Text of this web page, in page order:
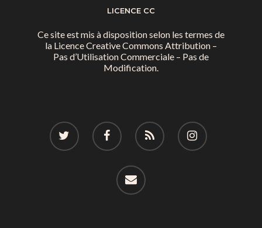
LICENCE CC
Ce site est mis à disposition selon les termes de
la Licence Creative Commons Attribution –
Pas d’Utilisation Commerciale – Pas de
Modification.